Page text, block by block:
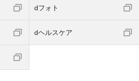
dフォト
dヘルスケア